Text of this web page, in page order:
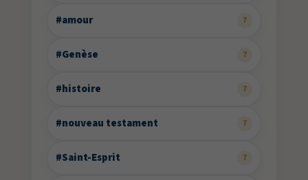
#amour 7
#Genèse 7
#histoire 7
#nouveau testament 7
#Saint-Esprit 7